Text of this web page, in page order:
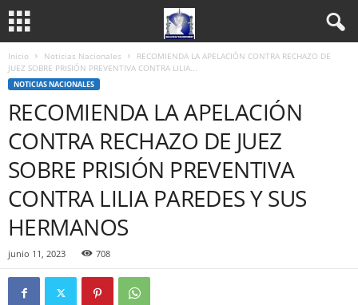
Inicio Noticias Nacionales
RECOMIENDA LA APELACIÓN CONTRA RECHAZO DE
JUEZ SOBRE PRISIÓN PREVENTIVA CONTRA LILIA...
NOTICIAS NACIONALES
RECOMIENDA LA APELACIÓN
CONTRA RECHAZO DE JUEZ
SOBRE PRISIÓN PREVENTIVA
CONTRA LILIA PAREDES Y SUS
HERMANOS
junio 11, 2023 708